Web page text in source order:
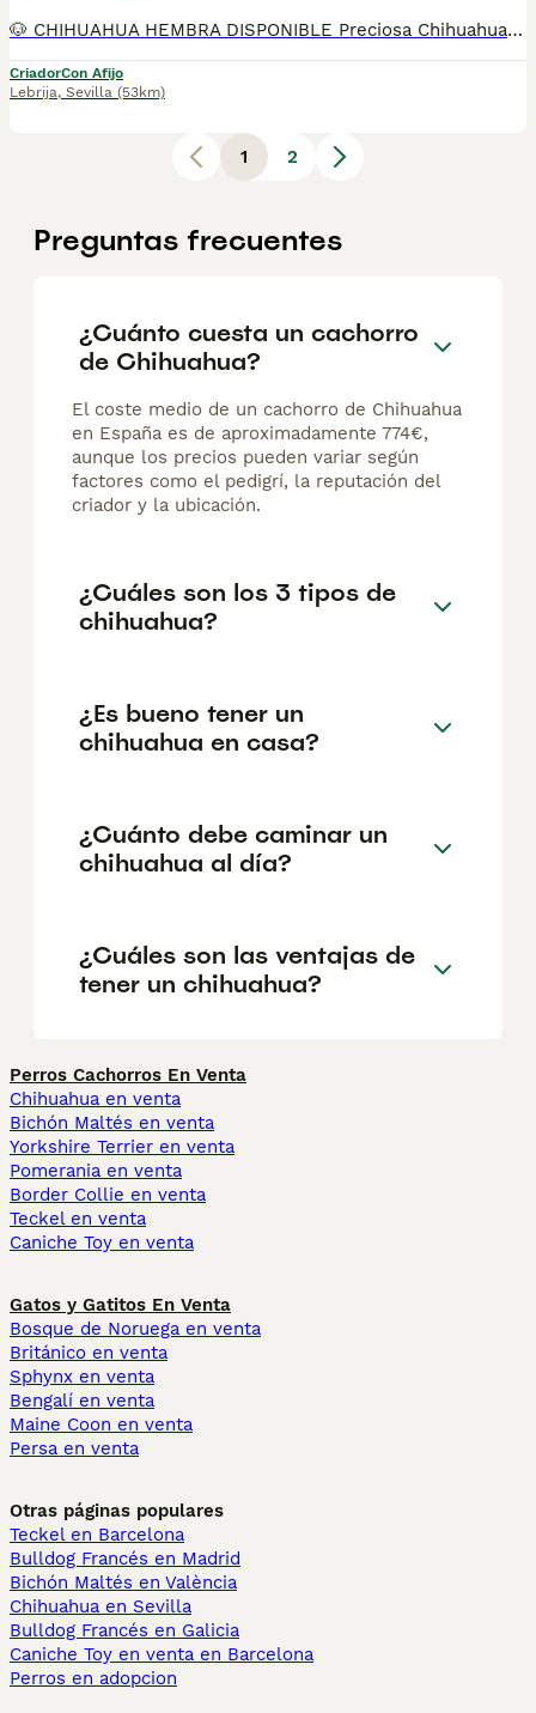
🐶 CHIHUAHUA HEMBRA DISPONIBLE Preciosa Chihuahua hembra, una raza ideal para compañía por su pequeño tamaño, su carácter dulce y su gran apego a la familia. Es una perrita cariñosa, despierta y perfecta para convivir tanto en piso como en casa. Somos Mascotas del Sur, estamos ubicados en Sevilla. 📞 611 723 226 📸 Instagram: @mimascotasdelsur057 Para ver más fotos y vídeos reales de nuestros cachorros. Realizamos envíos a toda España y Gibraltar. El precio del envío no está incluido en el precio del cachorro. Posibilidad de envío o recogida directa en nuestras instalaciones. Disponemos de videollamada para conocer a la cachorra. Posibilidad de reserva y pago contrareembolso. El precio indicado en el anuncio es real. Nuestros cachorros se entregan criados en ambiente familiar, con cariño y socialización desde pequeños, revisados por veterinario y con: • Chip • Pasaporte y cartilla sanitaria • Vacunada y desparasitada • Contrato con garantías víricas y congénitas 👉 Solo atendemos a personas realmente interesadas en ofrecer un buen hogar. #chihuahua #chihuahuahembra #chihuahuapuppy #mascotasdelsur #cachorrosdisponibles #perrospequeños #criadoresresponsable #enviosespaña #gibraltar #familiaresponsable
CriadorCon Afijo
Lebrija, Sevilla (53km)
1 2
Preguntas frecuentes
¿Cuánto cuesta un cachorro
de Chihuahua?
El coste medio de un cachorro de Chihuahua
en España es de aproximadamente 774€,
aunque los precios pueden variar según
factores como el pedigrí, la reputación del
criador y la ubicación.
¿Cuáles son los 3 tipos de
chihuahua?
¿Es bueno tener un
chihuahua en casa?
¿Cuánto debe caminar un
chihuahua al día?
¿Cuáles son las ventajas de
tener un chihuahua?
Perros Cachorros En Venta
Chihuahua en venta
Bichón Maltés en venta
Yorkshire Terrier en venta
Pomerania en venta
Border Collie en venta
Teckel en venta
Caniche Toy en venta
Gatos y Gatitos En Venta
Bosque de Noruega en venta
Británico en venta
Sphynx en venta
Bengalí en venta
Maine Coon en venta
Persa en venta
Otras páginas populares
Teckel en Barcelona
Bulldog Francés en Madrid
Bichón Maltés en València
Chihuahua en Sevilla
Bulldog Francés en Galicia
Caniche Toy en venta en Barcelona
Perros en adopcion